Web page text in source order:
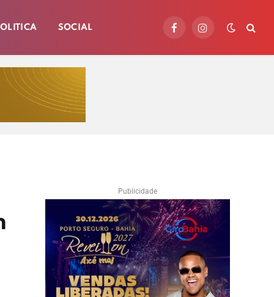
SOCIAL
FacebookInstagram
Publicidade